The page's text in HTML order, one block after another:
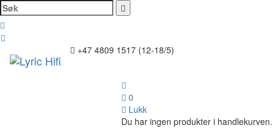
Søk
+47 4809 1517 (12-18/5)
0
Lukk
Du har ingen produkter i handlekurven.